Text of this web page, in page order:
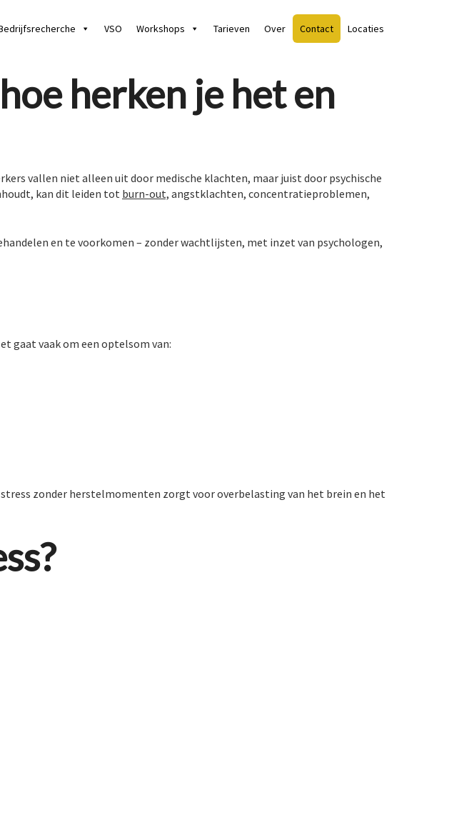
VSO Workshops Tarieven Over Contact Locaties
herken je het en
vallen niet alleen uit door medische klachten, maar juist door psychische
kan dit leiden tot burn-out, angstklachten, concentratieproblemen,
en te voorkomen – zonder wachtlijsten, met inzet van psychologen,
gaat vaak om een optelsom van:
zonder herstelmomenten zorgt voor overbelasting van het brein en het